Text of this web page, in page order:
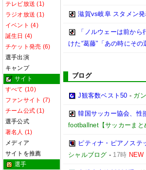
テレビ放送 (1)
ラジオ放送 (1)
イベント (4)
誕生日 (4)
チケット発売 (6)
選手出演
キャンプ
サイト
すべて (10)
ファンサイト (7)
チーム公式 (1)
選手公式
著名人 (1)
メディア
サイトを推薦
選手
滋賀vs岐阜 スタメン発
「ノルウェーは前か
けた“葛藤”「あの時にその
ブログ
J観客数ベスト50 - ガ
韓国サッカー協会、性
footballnet【サッカーまと
ピティナ・ピアノステ
シャルブログ - 17時 NEW